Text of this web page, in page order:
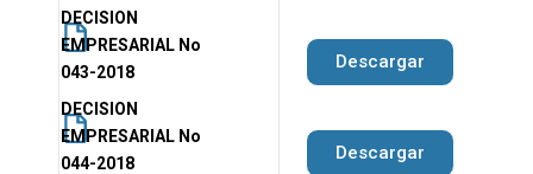
DECISION
EMPRESARIAL No
043-2018
Descargar
DECISION
EMPRESARIAL No
044-2018
Descargar